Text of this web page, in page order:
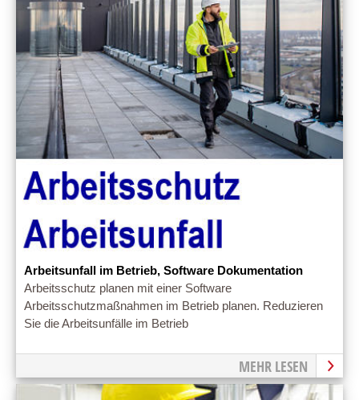
Arbeitsunfall im Betrieb, Software Dokumentation
Arbeitsschutz planen mit einer Software
Arbeitsschutzmaßnahmen im Betrieb planen. Reduzieren
Sie die Arbeitsunfälle im Betrieb
MEHR LESEN